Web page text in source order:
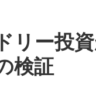
リー投
検証